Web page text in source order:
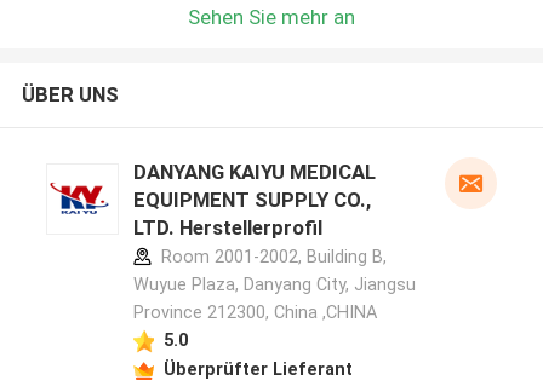
Sehen Sie mehr an
ÜBER UNS
DANYANG KAIYU MEDICAL
EQUIPMENT SUPPLY CO.,
LTD. Herstellerprofil
Room 2001-2002, Building B,
Wuyue Plaza, Danyang City, Jiangsu
Province 212300, China ,CHINA
5.0
Überprüfter Lieferant